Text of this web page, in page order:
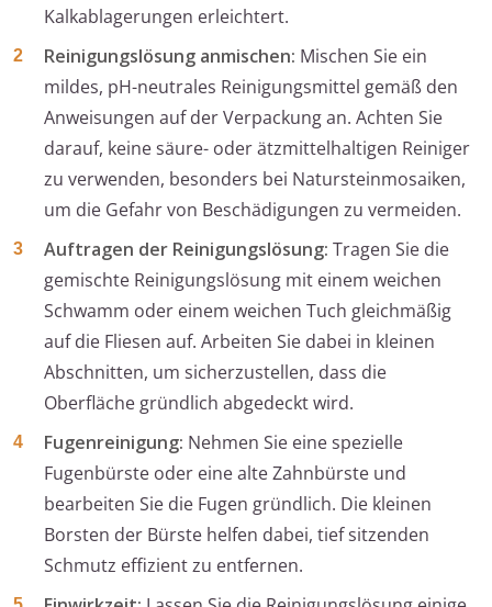
Kalkablagerungen erleichtert.
Reinigungslösung anmischen: Mischen Sie ein
mildes, pH-neutrales Reinigungsmittel gemäß den
Anweisungen auf der Verpackung an. Achten Sie
darauf, keine säure- oder ätzmittelhaltigen Reiniger
zu verwenden, besonders bei Natursteinmosaiken,
um die Gefahr von Beschädigungen zu vermeiden.
Auftragen der Reinigungslösung: Tragen Sie die
gemischte Reinigungslösung mit einem weichen
Schwamm oder einem weichen Tuch gleichmäßig
auf die Fliesen auf. Arbeiten Sie dabei in kleinen
Abschnitten, um sicherzustellen, dass die
Oberfläche gründlich abgedeckt wird.
Fugenreinigung: Nehmen Sie eine spezielle
Fugenbürste oder eine alte Zahnbürste und
bearbeiten Sie die Fugen gründlich. Die kleinen
Borsten der Bürste helfen dabei, tief sitzenden
Schmutz effizient zu entfernen.